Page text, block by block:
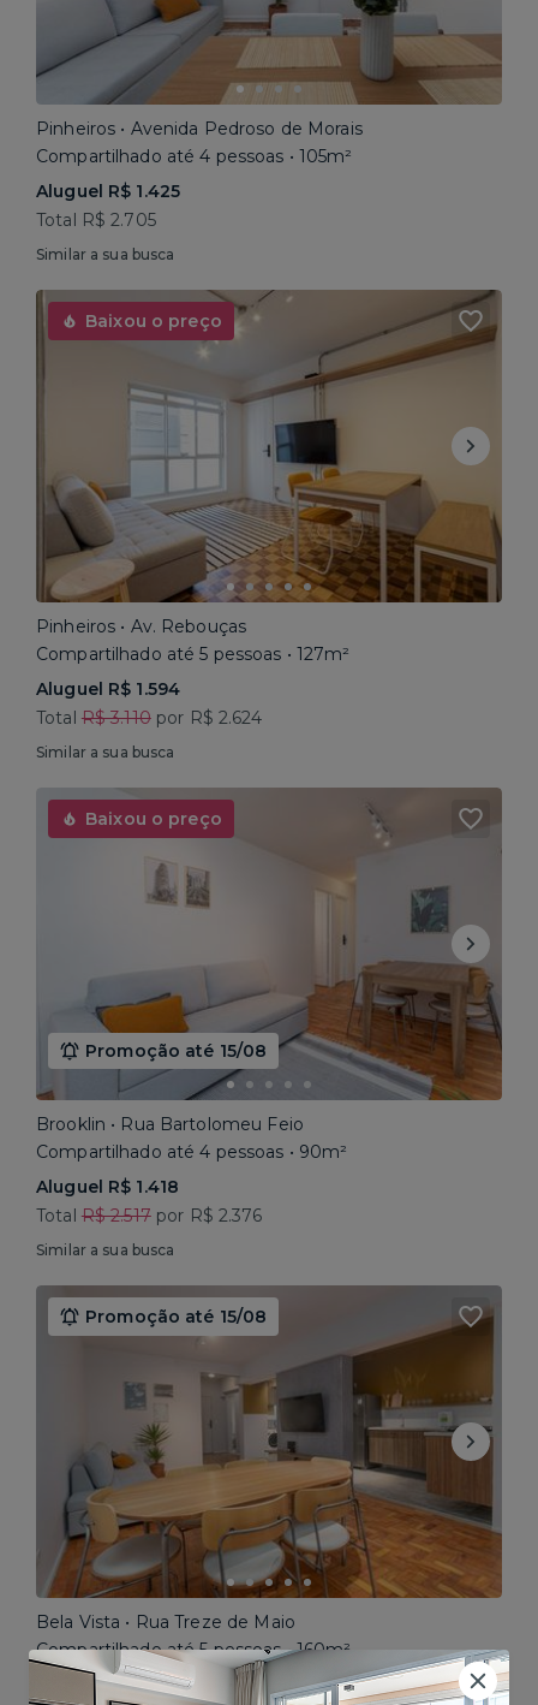
Pinheiros • Avenida Pedroso de Morais
Compartilhado até 4 pessoas • 105m²
Aluguel R$ 1.425
Total R$ 2.705
Similar a sua busca
Baixou o preço
Pinheiros • Av. Rebouças
Compartilhado até 5 pessoas • 127m²
Aluguel R$ 1.594
Total R$ 3.110por R$ 2.624
Similar a sua busca
Baixou o preço
Promoção até 15/08
Brooklin • Rua Bartolomeu Feio
Compartilhado até 4 pessoas • 90m²
Aluguel R$ 1.418
Total R$ 2.517por R$ 2.376
Similar a sua busca
Promoção até 15/08
Bela Vista • Rua Treze de Maio
Compartilhado até 5 pessoas • 160m²
Aluguel R$ 1.777